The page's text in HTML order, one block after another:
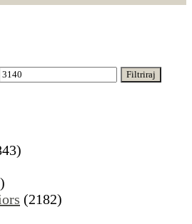
Maks
Filtriraj
(2182)